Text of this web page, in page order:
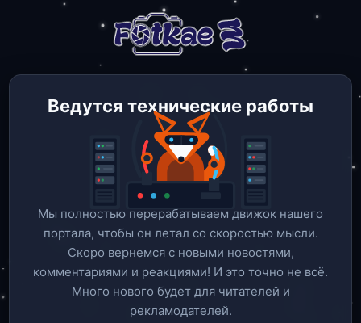
Ведутся технические работы
Мы полностью перерабатываем движок нашего
портала, чтобы он летал со скоростью мысли.
Скоро вернемся c новыми новостями,
комментариями и реакциями! И это точно не всё.
Много нового будет для читателей и
рекламодателей.